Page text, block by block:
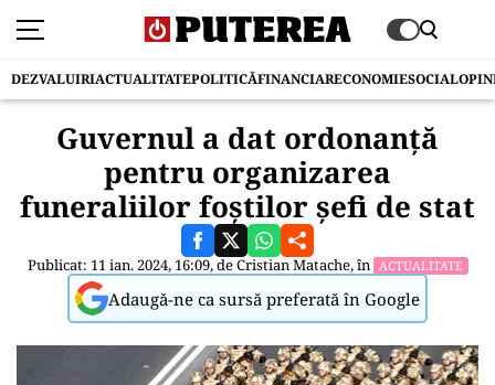
DEZVALUIRIACTUALITATEPOLITICĂFINANCIARECONOMIESOCIAL
Guvernul a dat ordonanță
pentru organizarea
funeraliilor foștilor șefi de stat
Publicat: 11 ian. 2024, 16:09, deCristian Matache, în ACTUALITATE
Adaugă-ne ca sursă preferată în Google